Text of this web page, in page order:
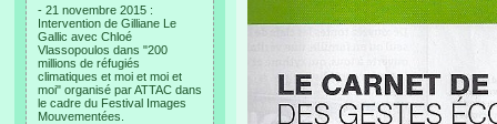
- 21 novembre 2015 :
Intervention de Gilliane Le
Gallic avec Chloé
Vlassopoulos dans "200
millions de réfugiés
climatiques et moi et moi et
moi" organisé par ATTAC dans
le cadre du Festival Images
Mouvementées.